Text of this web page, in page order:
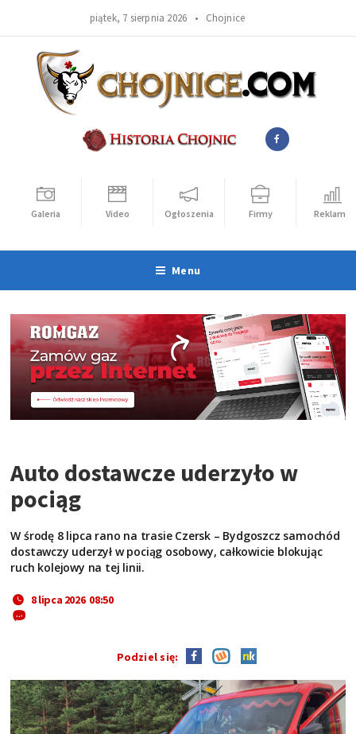
piątek, 7 sierpnia 2026 • Chojnice
Galeria Video Ogłoszenia Firmy Reklama
Menu
Auto dostawcze uderzyło w
pociąg
W środę 8 lipca rano na trasie Czersk – Bydgoszcz samochód
dostawczy uderzył w pociąg osobowy, całkowicie blokując
ruch kolejowy na tej linii.
8 lipca 2026 08:50
Podziel się: